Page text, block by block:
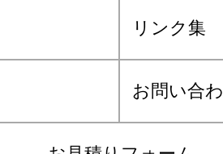
リンク集
お問い合